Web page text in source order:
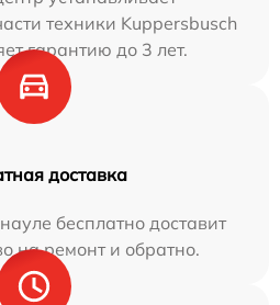
техники Kuppersbusch
гарантию до 3 лет.
доставка
бесплатно доставит
на ремонт и обратно.